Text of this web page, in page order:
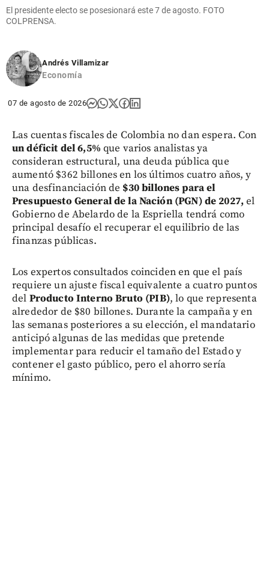
El presidente electo se posesionará este 7 de agosto. FOTO
COLPRENSA.
Andrés Villamizar
Economía
07 de agosto de 2026
Las cuentas fiscales de Colombia no dan espera. Con
un déficit del 6,5% que varios analistas ya
consideran estructural, una deuda pública que
aumentó $362 billones en los últimos cuatro años, y
una desfinanciación de $30 billones para el
Presupuesto General de la Nación (PGN) de 2027, el
Gobierno de Abelardo de la Espriella tendrá como
principal desafío el recuperar el equilibrio de las
finanzas públicas.
Los expertos consultados coinciden en que el país
requiere un ajuste fiscal equivalente a cuatro puntos
del Producto Interno Bruto (PIB), lo que representa
alrededor de $80 billones. Durante la campaña y en
las semanas posteriores a su elección, el mandatario
anticipó algunas de las medidas que pretende
implementar para reducir el tamaño del Estado y
contener el gasto público, pero el ahorro sería
mínimo.